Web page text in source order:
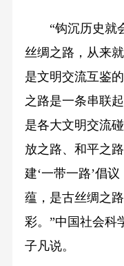
“钩沉历史就会
丝绸之路，从来
是文明交流互鉴
之路是一条串联
是各大文明交流
放之路、和平之
建‘一带一路’倡
蕴，是古丝绸之
彩。”中国社会科
子凡说。